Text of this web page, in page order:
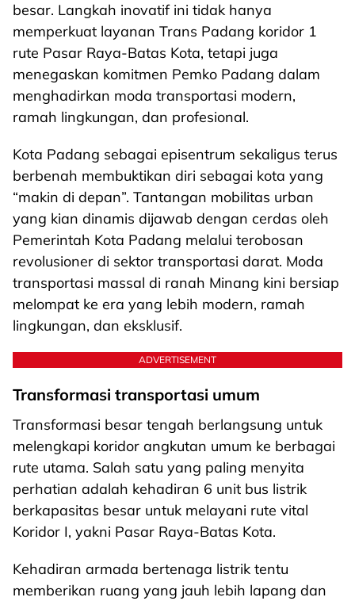
besar. Langkah inovatif ini tidak hanya
memperkuat layanan Trans Padang koridor 1
rute Pasar Raya-Batas Kota, tetapi juga
menegaskan komitmen Pemko Padang dalam
menghadirkan moda transportasi modern,
ramah lingkungan, dan profesional.
Kota Padang sebagai episentrum sekaligus terus
berbenah membuktikan diri sebagai kota yang
“makin di depan”. Tantangan mobilitas urban
yang kian dinamis dijawab dengan cerdas oleh
Pemerintah Kota Padang melalui terobosan
revolusioner di sektor transportasi darat. Moda
transportasi massal di ranah Minang kini bersiap
melompat ke era yang lebih modern, ramah
lingkungan, dan eksklusif.
ADVERTISEMENT
Transformasi transportasi umum
Transformasi besar tengah berlangsung untuk
melengkapi koridor angkutan umum ke berbagai
rute utama. Salah satu yang paling menyita
perhatian adalah kehadiran 6 unit bus listrik
berkapasitas besar untuk melayani rute vital
Koridor I, yakni Pasar Raya-Batas Kota.
Kehadiran armada bertenaga listrik tentu
memberikan ruang yang jauh lebih lapang dan